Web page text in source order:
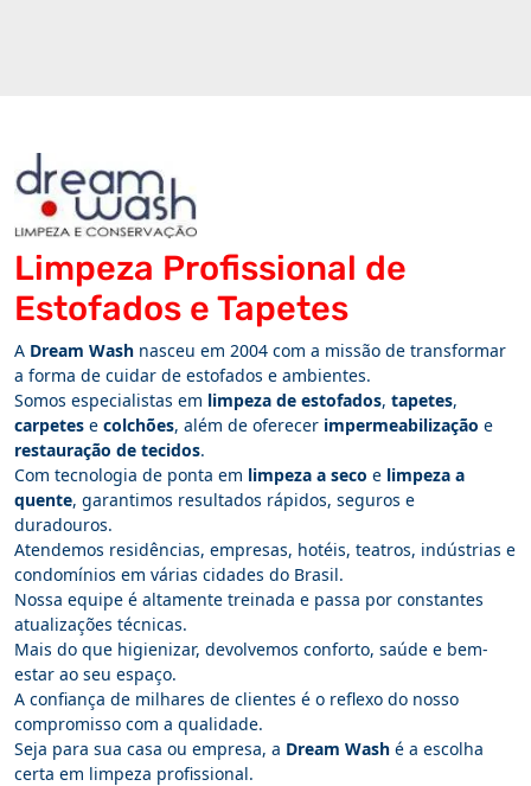
Limpeza Profissional de
Estofados e Tapetes
A Dream Wash nasceu em 2004 com a missão de transformar
a forma de cuidar de estofados e ambientes.
Somos especialistas em limpeza de estofados, tapetes,
carpetes e colchões, além de oferecer impermeabilização e
restauração de tecidos.
Com tecnologia de ponta em limpeza a seco e limpeza a
quente, garantimos resultados rápidos, seguros e
duradouros.
Atendemos residências, empresas, hotéis, teatros, indústrias e
condomínios em várias cidades do Brasil.
Nossa equipe é altamente treinada e passa por constantes
atualizações técnicas.
Mais do que higienizar, devolvemos conforto, saúde e bem-
estar ao seu espaço.
A confiança de milhares de clientes é o reflexo do nosso
compromisso com a qualidade.
Seja para sua casa ou empresa, a Dream Wash é a escolha
certa em limpeza profissional.